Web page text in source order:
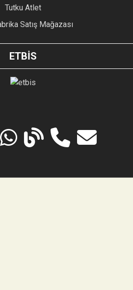
Tutku Atlet
Satış Mağazası
ETBİS